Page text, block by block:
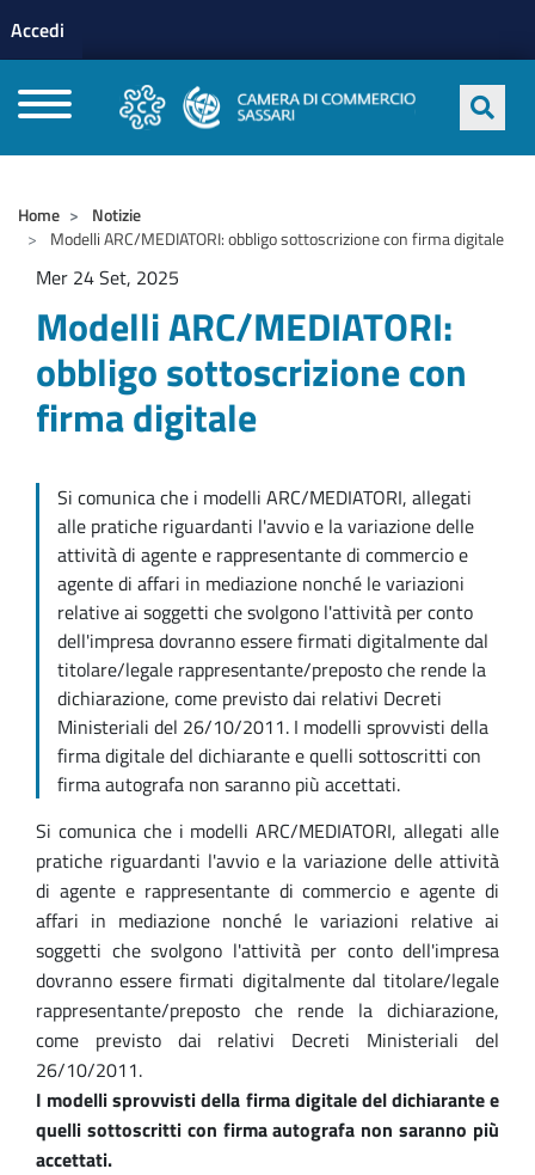
profilo utente
Accedi
Home
Notizie
Modelli ARC/MEDIATORI: obbligo sottoscrizione con firma digitale
Mer 24 Set, 2025
Modelli ARC/MEDIATORI:
obbligo sottoscrizione con
firma digitale
Si comunica che i modelli ARC/MEDIATORI, allegati
alle pratiche riguardanti l'avvio e la variazione delle
attività di agente e rappresentante di commercio e
agente di affari in mediazione nonché le variazioni
relative ai soggetti che svolgono l'attività per conto
dell'impresa dovranno essere firmati digitalmente dal
titolare/legale rappresentante/preposto che rende la
dichiarazione, come previsto dai relativi Decreti
Ministeriali del 26/10/2011. I modelli sprovvisti della
firma digitale del dichiarante e quelli sottoscritti con
firma autografa non saranno più accettati.
Si comunica che i modelli ARC/MEDIATORI, allegati alle
pratiche riguardanti l'avvio e la variazione delle attività
di agente e rappresentante di commercio e agente di
affari in mediazione nonché le variazioni relative ai
soggetti che svolgono l'attività per conto dell'impresa
dovranno essere firmati digitalmente dal titolare/legale
rappresentante/preposto che rende la dichiarazione,
come previsto dai relativi Decreti Ministeriali del
26/10/2011.
I modelli sprovvisti della firma digitale del dichiarante e
quelli sottoscritti con firma autografa non saranno più
accettati.